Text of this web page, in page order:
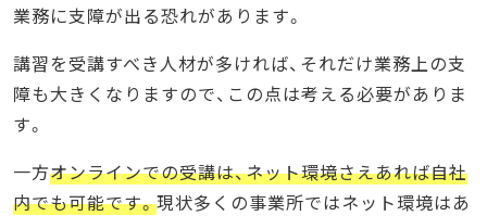
業務に支障が出る恐れがあります。
講習を受講すべき人材が多ければ、それだけ業務上の支
障も大きくなりますので、この点は考える必要がありま
す。
一方オンラインでの受講は、ネット環境さえあれば自社
内でも可能です。現状多くの事業所ではネット環境はあ